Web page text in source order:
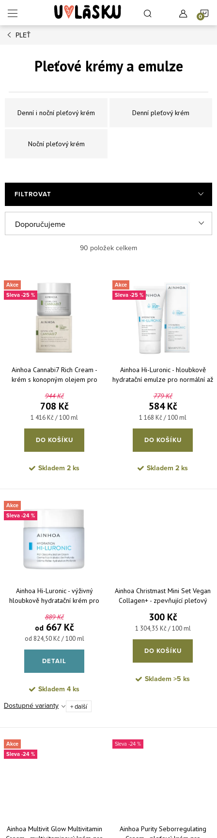
PLEŤ
Pleťové krémy a emulze
Denní i noční pleťový krém Denní pleťový krém
Noční pleťový krém
FILTROVAT
Řazení produktů
Doporučujeme
Nejprodávanější
Abecedně
90 položek celkem
Výpis produktů
Akce
-25 %
Ainhoa Cannabi7 Rich Cream -
krém s konopným olejem pro
944 Kč
708 Kč
Měrná cena:
1 416 Kč / 100 ml
DO KOŠÍKU
Skladem 2 ks
Akce
-25 %
Ainhoa Hi-Luronic - hloubkově
hydratační emulze pro normální až
779 Kč
584 Kč
Měrná cena:
1 168 Kč / 100 ml
DO KOŠÍKU
Skladem 2 ks
Akce
-24 %
Ainhoa Hi-Luronic - výživný
hloubkově hydratační krém pro
889 Kč
od667 Kč
Měrná cena:
od 824,50 Kč / 100 ml
DETAIL
Skladem 4 ks
Dostupné varianty + další
Ainhoa Christmast Mini Set Vegan
Collagen+ - zpevňující pleťový
sérum 8 ml
300 Kč
Měrná cena:
1 304,35 Kč / 100 ml
DO KOŠÍKU
Skladem >5 ks
Akce
-24 %
Ainhoa Multivit Glow Multivitamin
-24 %
Ainhoa Purity Seborregulating